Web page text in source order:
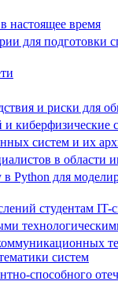
настоящее время
для подготовки
и риски для
киберфизические
систем и их
в области
Python для
студентам IT-
систем
способного